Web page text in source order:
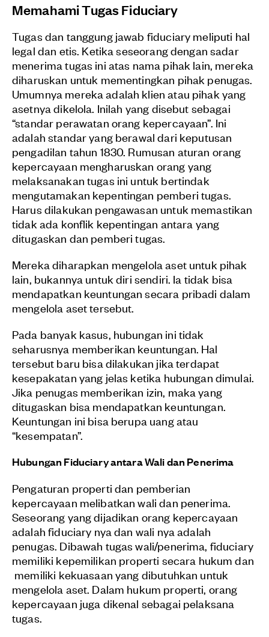
Memahami Tugas Fiduciary
Tugas dan tanggung jawab fiduciary meliputi hal
legal dan etis. Ketika seseorang dengan sadar
menerima tugas ini atas nama pihak lain, mereka
diharuskan untuk mementingkan pihak penugas.
Umumnya mereka adalah klien atau pihak yang
asetnya dikelola. Inilah yang disebut sebagai
“standar perawatan orang kepercayaan”. Ini
adalah standar yang berawal dari keputusan
pengadilan tahun 1830. Rumusan aturan orang
kepercayaan mengharuskan orang yang
melaksanakan tugas ini untuk bertindak
mengutamakan kepentingan pemberi tugas.
Harus dilakukan pengawasan untuk memastikan
tidak ada konflik kepentingan antara yang
ditugaskan dan pemberi tugas.
Mereka diharapkan mengelola aset untuk pihak
lain, bukannya untuk diri sendiri. Ia tidak bisa
mendapatkan keuntungan secara pribadi dalam
mengelola aset tersebut.
Pada banyak kasus, hubungan ini tidak
seharusnya memberikan keuntungan. Hal
tersebut baru bisa dilakukan jika terdapat
kesepakatan yang jelas ketika hubungan dimulai.
Jika penugas memberikan izin, maka yang
ditugaskan bisa mendapatkan keuntungan.
Keuntungan ini bisa berupa uang atau
“kesempatan”.
Hubungan Fiduciary antara Wali dan Penerima
Pengaturan properti dan pemberian
kepercayaan melibatkan wali dan penerima.
Seseorang yang dijadikan orang kepercayaan
adalah fiduciary nya dan wali nya adalah
penugas. Dibawah tugas wali/penerima, fiduciary
memiliki kepemilikan properti secara hukum dan
memiliki kekuasaan yang dibutuhkan untuk
mengelola aset. Dalam hukum properti, orang
kepercayaan juga dikenal sebagai pelaksana
tugas.